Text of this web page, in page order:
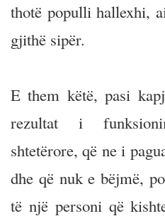
thotë populli hallexhi,
gjithë sipër.
E them këtë, pasi
rezultat i
shtetërore, që ne i
dhe që nuk e bëjmë,
të një personi që